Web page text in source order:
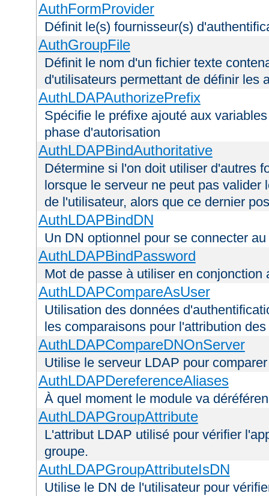
AuthFormProvider
Définit le(s) fournisseur(s)
AuthGroupFile
Définit le nom d'un fichier texte
d'utilisateurs permettant de définir les
AuthLDAPAuthorizePrefix
Spécifie le préfixe ajouté aux
phase d'autorisation
AuthLDAPBindAuthoritative
Détermine si l'on doit utiliser d'autres
lorsque le serveur ne peut pas valider
de l'utilisateur, alors que ce dernier
AuthLDAPBindDN
Un DN optionnel pour se connecter
AuthLDAPBindPassword
Mot de passe à utiliser en
AuthLDAPCompareAsUser
Utilisation des données
les comparaisons pour l'attribution
AuthLDAPCompareDNOnServer
Utilise le serveur LDAP pour
AuthLDAPDereferenceAliases
À quel moment le module va
AuthLDAPGroupAttribute
L'attribut LDAP utilisé pour vérifier
groupe.
AuthLDAPGroupAttributeIsDN
Utilise le DN de l'utilisateur pour